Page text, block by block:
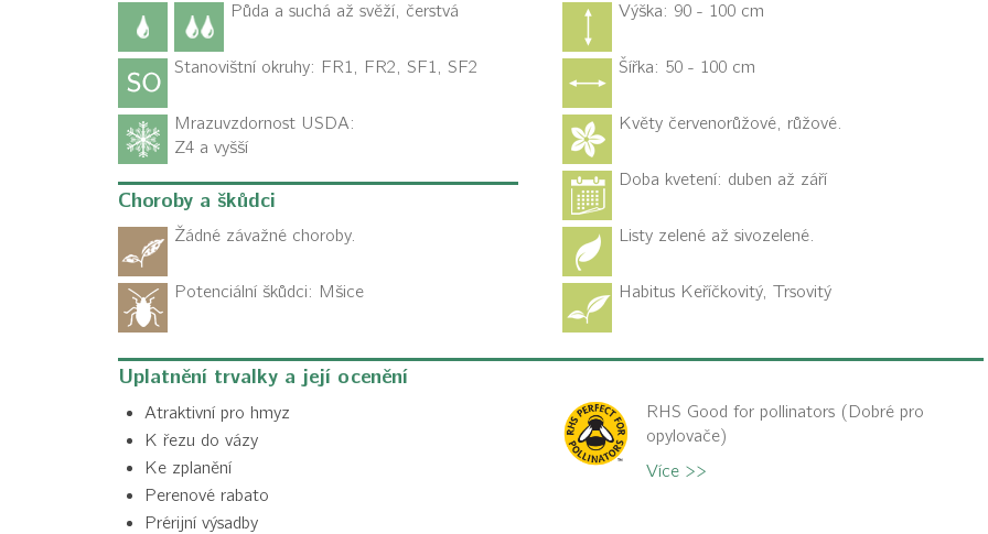
Půda a suchá až svěží, čerstvá
Stanovištní okruhy: FR1, FR2, SF1, SF2
Mrazuvzdornost USDA:
Z4 a vyšší
Choroby a škůdci
Žádné závažné choroby.
Potenciální škůdci: Mšice
Výška: 90 - 100 cm
Šířka: 50 - 100 cm
Květy červenorůžové, růžové.
Doba kvetení: duben až září
Listy zelené až sivozelené.
Habitus Keříčkovitý, Trsovitý
Uplatnění trvalky a její ocenění
Atraktivní pro hmyz
K řezu do vázy
Ke zplanění
Perenové rabato
Prérijní výsadby
RHS Good for pollinators (Dobré pro
opylovače)
Více >>